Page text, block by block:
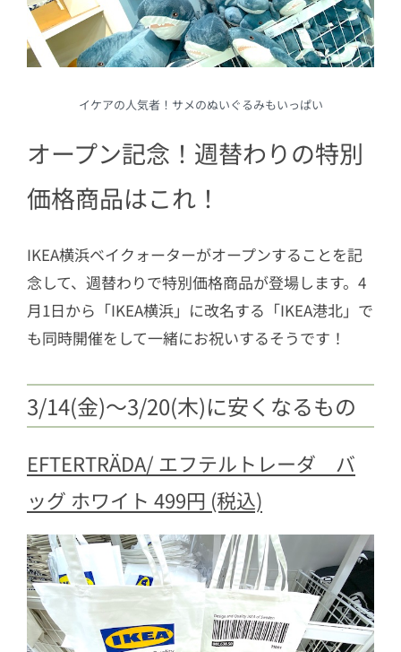
イケアの人気者！サメのぬいぐるみもいっぱい
オープン記念！週替わりの特別
価格商品はこれ！
IKEA横浜ベイクォーターがオープンすることを記
念して、週替わりで特別価格商品が登場します。4
月1日から「IKEA横浜」に改名する「IKEA港北」で
も同時開催をして一緒にお祝いするそうです！
3/14(金)〜3/20(木)に安くなるもの
EFTERTRÄDA/ エフテルトレーダ バ
ッグ ホワイト 499円 (税込)